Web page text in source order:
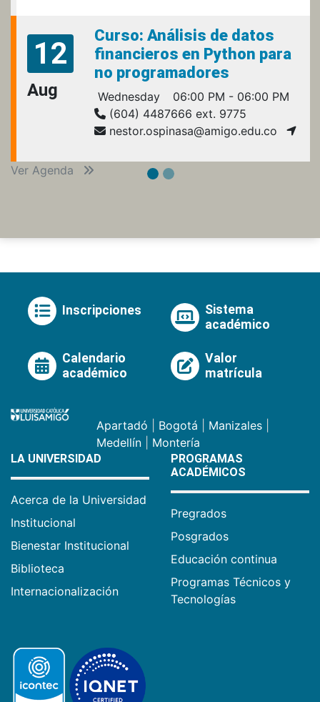
12
Aug
Curso: Análisis de datos
financieros en Python para
no programadores
Wednesday
06:00 PM - 06:00 PM
(604) 4487666 ext. 9775
nestor.ospinasa@amigo.edu.co
Ver Agenda
Inscripciones
Sistema
académico
Calendario
académico
Valor
matrícula
Apartadó Bogotá Manizales
Medellín
Montería
LA UNIVERSIDAD
Acerca de la Universidad
Institucional
Bienestar Institucional
Biblioteca
Internacionalización
PROGRAMAS
ACADÉMICOS
Pregrados
Posgrados
Educación continua
Programas Técnicos y
Tecnologías